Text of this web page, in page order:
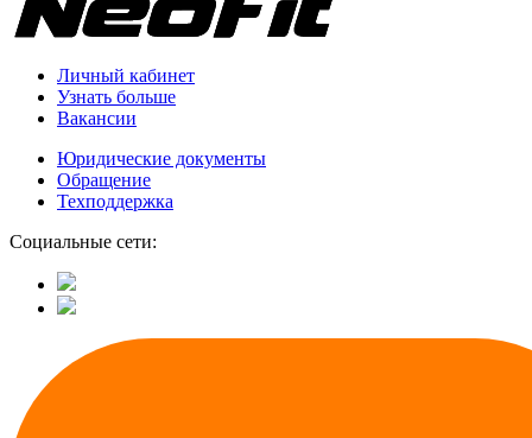
Личный кабинет
Узнать больше
Вакансии
Юридические документы
Обращение
Техподдержка
Социальные сети: